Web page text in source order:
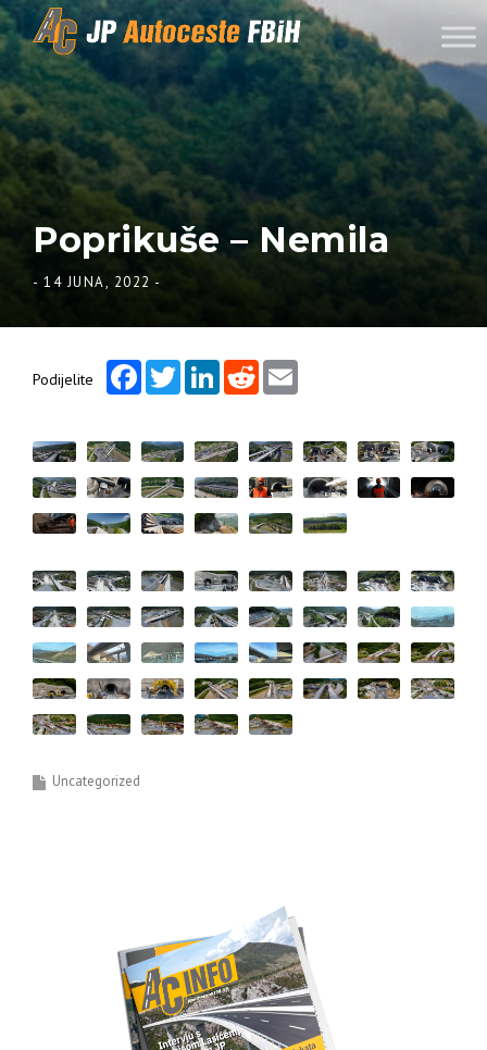
Skip to content
Poprikuše – Nemila
- 14 JUNA, 2022 -
Podijelite
FacebookTwitterLinkedInReddit
Uncategorized